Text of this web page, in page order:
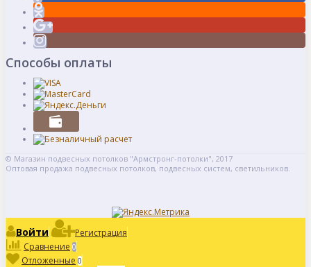
Способы оплаты
© Магазин подвесных потолков "Армстронг-потолки", 2017
Оптовая продажа подвесных потолков, подвесных систем, светильников.
Войти
Регистрация
Сравнение 0
Отложенные 0